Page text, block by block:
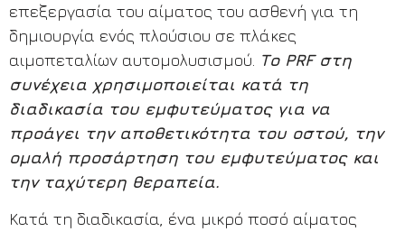
επεξεργασία του αίματος του ασθενή για τη
δημιουργία ενός πλούσιου σε πλάκες
αιμοπεταλίων αυτομολυσισμού. Το PRF στη
συνέχεια χρησιμοποιείται κατά τη
διαδικασία του εμφυτεύματος για να
προάγει την αποθετικότητα του οστού, την
ομαλή προσάρτηση του εμφυτεύματος και
την ταχύτερη θεραπεία.
Κατά τη διαδικασία, ένα μικρό ποσό αίματος